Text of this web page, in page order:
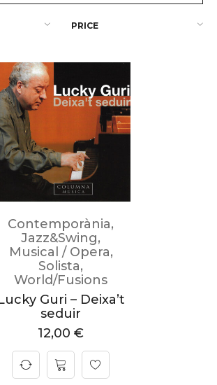
PRICE
Contemporània,
Jazz&Swing,
Musical / Opera,
Solista,
World/Fusions
Guri – Deixa’t
seduir
12,00 €